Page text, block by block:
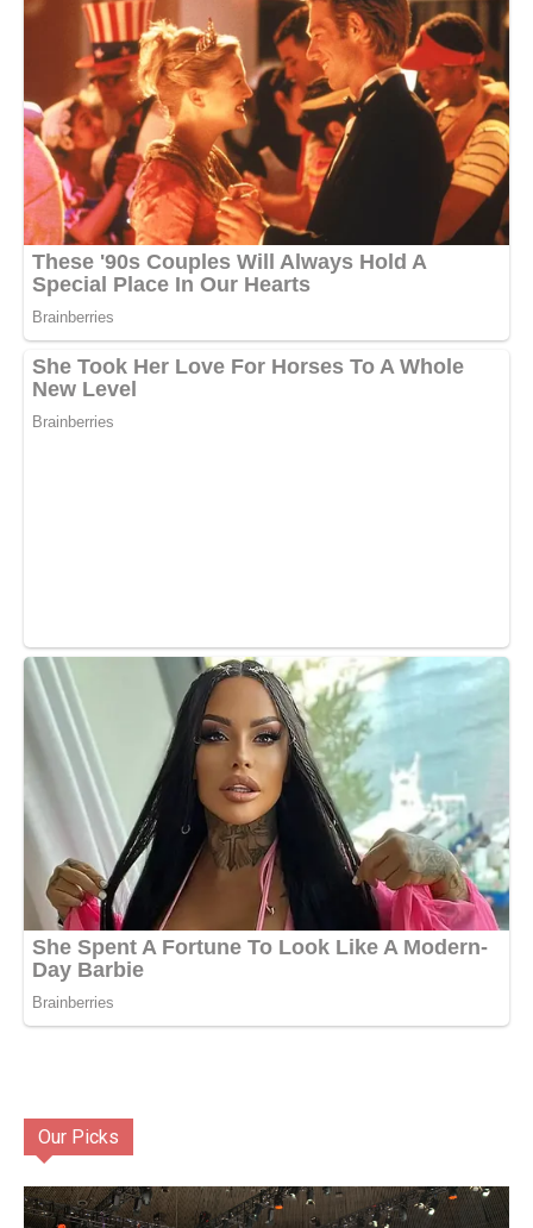
Our Picks